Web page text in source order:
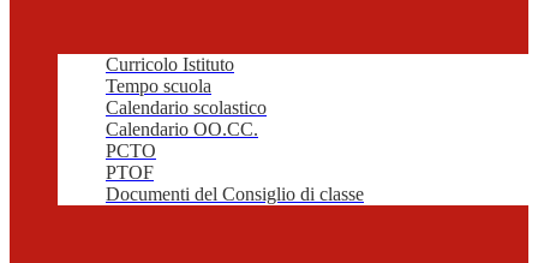
Curricolo Istituto
Tempo scuola
Calendario scolastico
Calendario OO.CC.
PCTO
PTOF
Documenti del Consiglio di classe